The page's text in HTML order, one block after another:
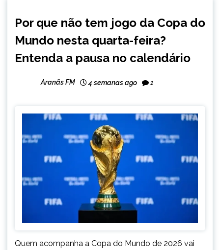
INTERNACIONAL
NOTÍCIAS
Por que não tem jogo da Copa do
Mundo nesta quarta-feira?
Entenda a pausa no calendário
Aranãs FM 4 semanas ago 1
Quem acompanha a Copa do Mundo de 2026 vai